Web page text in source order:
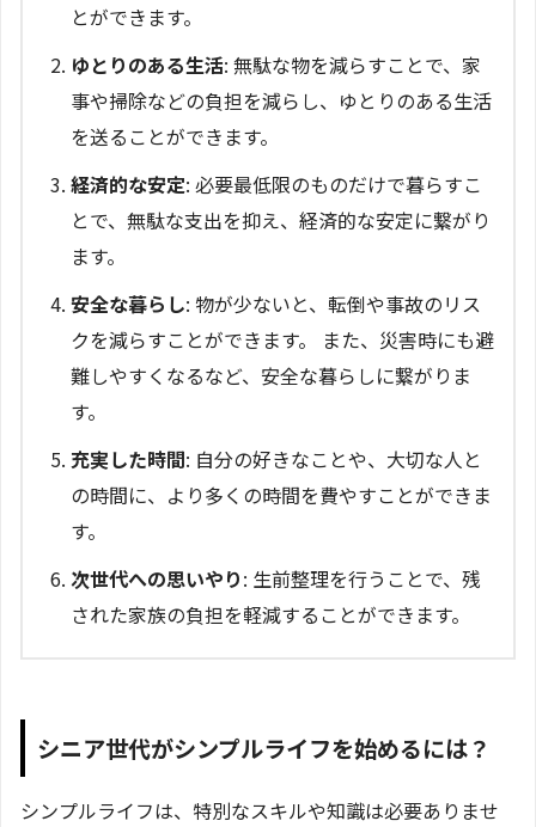
とができます。
ゆとりのある生活: 無駄な物を減らすことで、家
事や掃除などの負担を減らし、ゆとりのある生活
を送ることができます。
経済的な安定: 必要最低限のものだけで暮らすこ
とで、無駄な支出を抑え、経済的な安定に繋がり
ます。
安全な暮らし: 物が少ないと、転倒や事故のリス
クを減らすことができます。 また、災害時にも避
難しやすくなるなど、安全な暮らしに繋がりま
す。
充実した時間: 自分の好きなことや、大切な人と
の時間に、より多くの時間を費やすことができま
す。
次世代への思いやり: 生前整理を行うことで、残
された家族の負担を軽減することができます。
シニア世代がシンプルライフを始めるには？
シンプルライフは、特別なスキルや知識は必要ありませ